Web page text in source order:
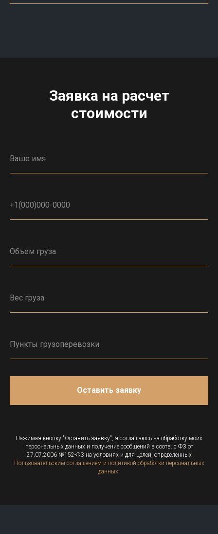
Заявка на расчет
стоимости
Оставить заявку
Нажимая кнопку "Оставить заявку", я соглашаюсь на обработку моих
персональных данных и получение сообщений в соотв. с ФЗ от
27.07.2006 №152-ФЗ на условиях и для целей, определенных
Пользовательским соглашением и политикой обработки персональных
данных.